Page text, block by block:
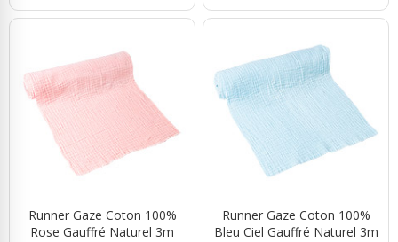
Runner Gaze Coton 100%
Rose Gauffré Naturel 3m
Runner Gaze Coton 100%
Bleu Ciel Gauffré Naturel 3m